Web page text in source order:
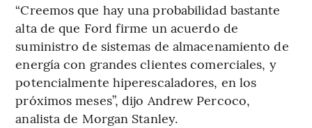
“Creemos que hay una probabilidad bastante
alta de que Ford firme un acuerdo de
suministro de sistemas de almacenamiento de
energía con grandes clientes comerciales, y
potencialmente hiperescaladores, en los
próximos meses”, dijo Andrew Percoco,
analista de Morgan Stanley.